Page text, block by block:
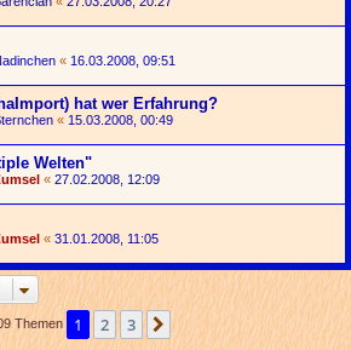
« 16.03.2008, 09:51
hat wer Erfahrung?
« 15.03.2008, 00:49
Welten"
« 27.02.2008, 12:09
« 31.01.2008, 11:05
Themen 1 2 3 Nächste